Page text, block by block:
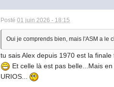
Posté01 juin 2026 - 18:15
Oui je comprends bien, mais l'ASM a le
tu sais Alex depuis 1970 est la
Et celle là est pas belle...Mais
URIOS...